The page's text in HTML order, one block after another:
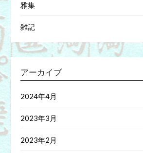
雅集
雑記
アーカイブ
2024年4月
2023年3月
2023年2月